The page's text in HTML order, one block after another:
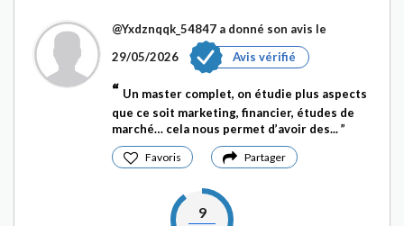
@Yxdznqqk_54847 a donné son avis le
29/05/2026
Avis vérifié
Un master complet, on étudie plus aspects
que ce soit marketing, financier, études de
marché… cela nous permet d’avoir des...
Favoris Partager
9